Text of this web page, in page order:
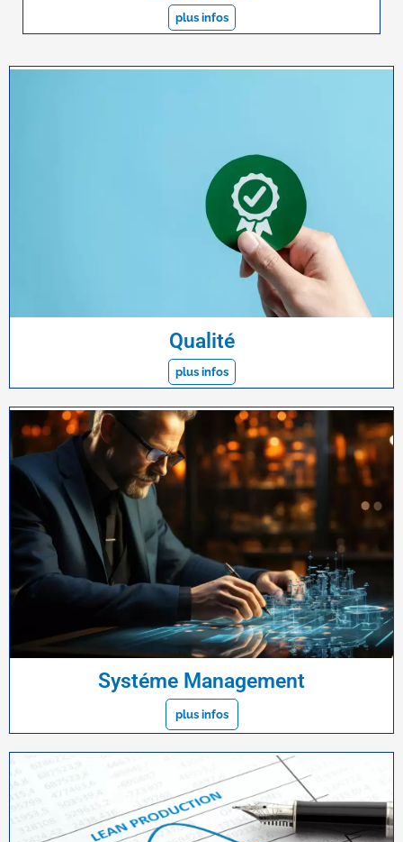
plus infos
Qualité
plus infos
Systéme Management
plus infos